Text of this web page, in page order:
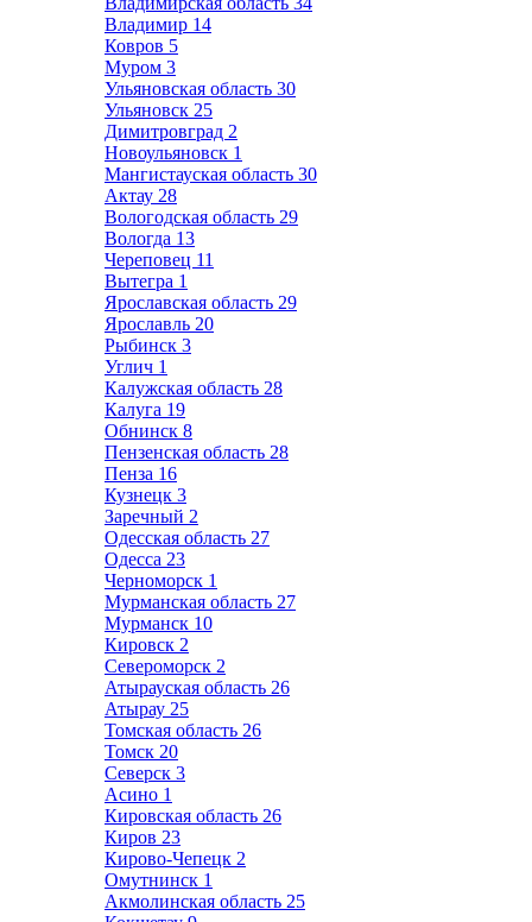
Владимир 14
Ковров 5
Муром 3
Ульяновская область 30
Ульяновск 25
Димитровград 2
Новоульяновск 1
Мангистауская область 30
Актау 28
Вологодская область 29
Вологда 13
Череповец 11
Вытегра 1
Ярославская область 29
Ярославль 20
Рыбинск 3
Углич 1
Калужская область 28
Калуга 19
Обнинск 8
Пензенская область 28
Пенза 16
Кузнецк 3
Заречный 2
Одесская область 27
Одесса 23
Черноморск 1
Мурманская область 27
Мурманск 10
Кировск 2
Североморск 2
Атырауская область 26
Атырау 25
Томская область 26
Томск 20
Северск 3
Асино 1
Кировская область 26
Киров 23
Кирово-Чепецк 2
Омутнинск 1
Акмолинская область 25